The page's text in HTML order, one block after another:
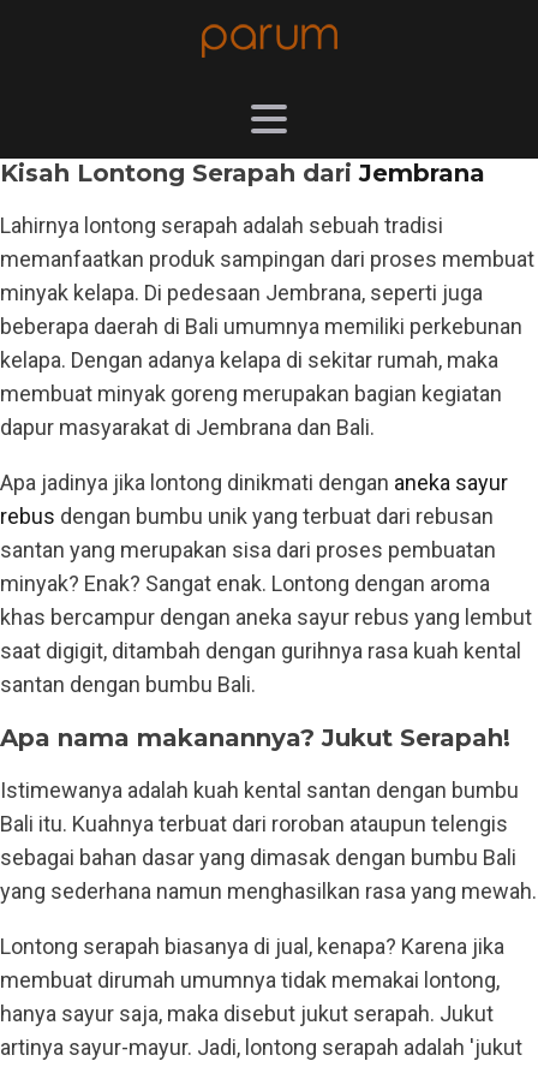
Kisah Lontong Serapah dariJembrana
Lahirnya lontong serapah adalah sebuah tradisi
memanfaatkan produk sampingan dari proses membuat
minyak kelapa. Di pedesaan Jembrana, seperti juga
beberapa daerah di Bali umumnya memiliki perkebunan
kelapa. Dengan adanya kelapa di sekitar rumah, maka
membuat minyak goreng merupakan bagian kegiatan
dapur masyarakat di Jembrana dan Bali.
Apa jadinya jika lontong dinikmati dengan aneka sayur
rebus dengan bumbu unik yang terbuat dari rebusan
santan yang merupakan sisa dari proses pembuatan
minyak? Enak? Sangat enak. Lontong dengan aroma
khas bercampur dengan aneka sayur rebus yang lembut
saat digigit, ditambah dengan gurihnya rasa kuah kental
santan dengan bumbu Bali.
Apa nama makanannya? Jukut Serapah!
Istimewanya adalah kuah kental santan dengan bumbu
Bali itu. Kuahnya terbuat dari roroban ataupun telengis
sebagai bahan dasar yang dimasak dengan bumbu Bali
yang sederhana namun menghasilkan rasa yang mewah.
Lontong serapah biasanya di jual, kenapa? Karena jika
membuat dirumah umumnya tidak memakai lontong,
hanya sayur saja, maka disebut jukut serapah. Jukut
artinya sayur-mayur. Jadi, lontong serapah adalah 'jukut